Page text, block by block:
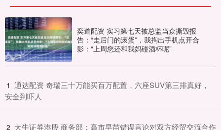
奕道配资 实习第七天被总监当众撕毁报
告：“走后门的滚蛋”，我掏出手机点开合
影：“上周您还和我妈碰酒杯呢”
1 ​通达配资 奇瑞三十万能买百万配置，六座SUV第三排真好，
安全到吓人
2 ​大牛证券港股 商务部：高市早苗错误言论对双方经贸交流合作